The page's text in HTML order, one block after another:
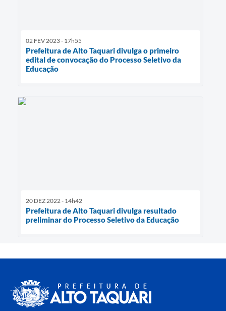
02 FEV 2023 - 17h55
Prefeitura de Alto Taquari divulga o primeiro
edital de convocação do Processo Seletivo da
Educação
20 DEZ 2022 - 14h42
Prefeitura de Alto Taquari divulga resultado
preliminar do Processo Seletivo da Educação